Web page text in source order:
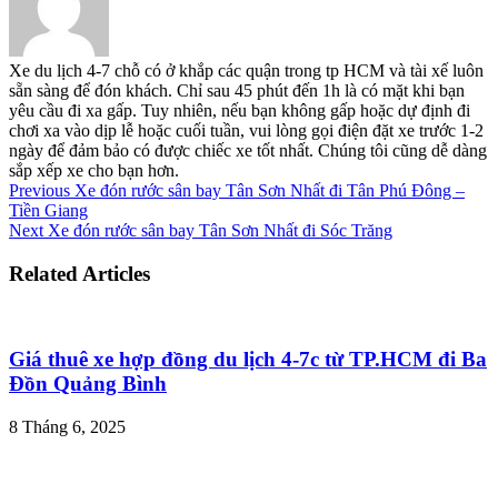
Xe du lịch 4-7 chỗ có ở khắp các quận trong tp HCM và tài xế luôn
sẵn sàng để đón khách. Chỉ sau 45 phút đến 1h là có mặt khi bạn
yêu cầu đi xa gấp. Tuy nhiên, nếu bạn không gấp hoặc dự định đi
chơi xa vào dịp lễ hoặc cuối tuần, vui lòng gọi điện đặt xe trước 1-2
ngày để đảm bảo có được chiếc xe tốt nhất. Chúng tôi cũng dễ dàng
sắp xếp xe cho bạn hơn.
Previous Xe đón rước sân bay Tân Sơn Nhất đi Tân Phú Đông –
Tiền Giang
Next Xe đón rước sân bay Tân Sơn Nhất đi Sóc Trăng
Related Articles
Giá thuê xe hợp đồng du lịch 4-7c từ TP.HCM đi Ba
Đồn Quảng Bình
8 Tháng 6, 2025